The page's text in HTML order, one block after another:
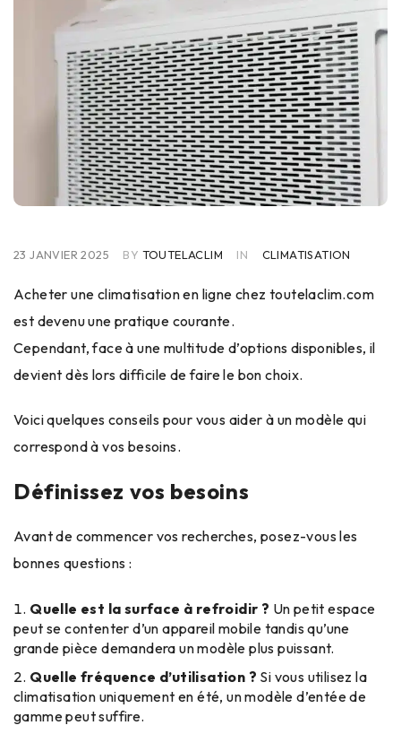
23 JANVIER 2025 BY TOUTELACLIM IN CLIMATISATION
Acheter une climatisation en ligne chez toutelaclim.com
est devenu une pratique courante.
Cependant, face à une multitude d’options disponibles, il
devient dès lors difficile de faire le bon choix.
Voici quelques conseils pour vous aider à un modèle qui
correspond à vos besoins.
Définissez vos besoins
Avant de commencer vos recherches, posez-vous les
bonnes questions :
Quelle est la surface à refroidir ? Un petit espace
peut se contenter d’un appareil mobile tandis qu’une
grande pièce demandera un modèle plus puissant.
Quelle fréquence d’utilisation ? Si vous utilisez la
climatisation uniquement en été, un modèle d’entée de
gamme peut suffire.